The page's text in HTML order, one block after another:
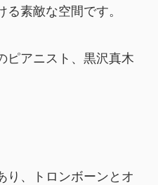
素敵な空間です。
ピアニスト、黒沢真木
り、トロンボーンとオ